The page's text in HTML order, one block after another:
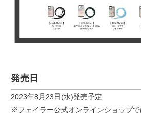
発売日
2023年8月23日(水)発売予定
※フェイラー公式オンラインショップ